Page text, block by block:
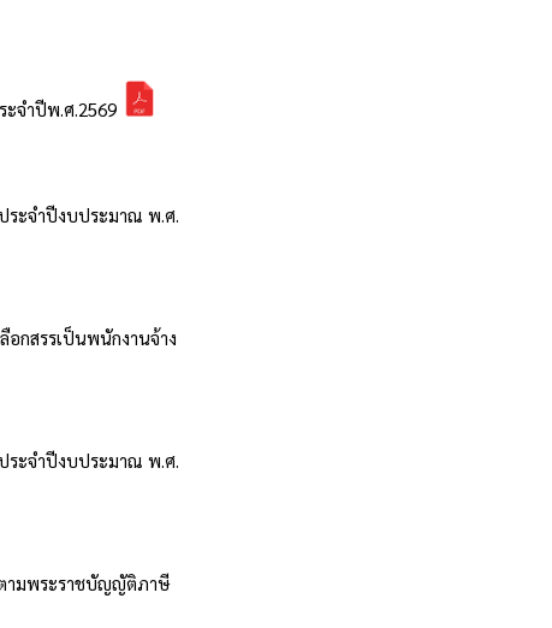
ะจำปีพ.ศ.2569
ระจำปีงบประมาณ พ.ศ.
อกสรรเป็นพนักงานจ้าง
ระจำปีงบประมาณ พ.ศ.
ตามพระราชบัญญัติภาษี